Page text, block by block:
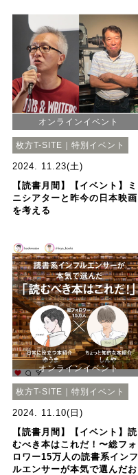
オンラインイベント
枚方T-SITE｜特別イベント
2024. 11.23(土)
【読書月間】【イベント】ミ
ニシアターと昨今の日本映画
を考える
オンラインイベント
枚方T-SITE｜特別イベント
2024. 11.10(日)
【読書月間】【イベント】読
むべき本はこれだ！〜総フォ
ロワー15万人の読書系インフ
ルエンサーが本気で選んだお